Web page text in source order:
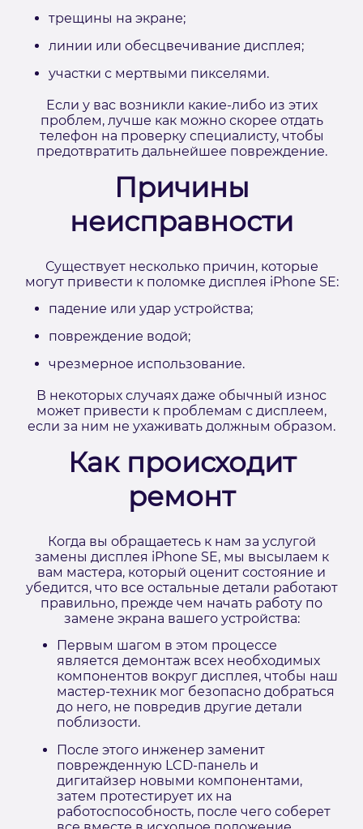
трещины на экране;
линии или обесцвечивание дисплея;
участки с мертвыми пикселями.
Если у вас возникли какие-либо из этих
проблем, лучше как можно скорее отдать
телефон на проверку специалисту, чтобы
предотвратить дальнейшее повреждение.
Причины
неисправности
Существует несколько причин, которые
могут привести к поломке дисплея iPhone SE:
падение или удар устройства;
повреждение водой;
чрезмерное использование.
В некоторых случаях даже обычный износ
может привести к проблемам с дисплеем,
если за ним не ухаживать должным образом.
Как происходит
ремонт
Когда вы обращаетесь к нам за услугой
замены дисплея iPhone SE, мы высылаем к
вам мастера, который оценит состояние и
убедится, что все остальные детали работают
правильно, прежде чем начать работу по
замене экрана вашего устройства:
Первым шагом в этом процессе
является демонтаж всех необходимых
компонентов вокруг дисплея, чтобы наш
мастер-техник мог безопасно добраться
до него, не повредив другие детали
поблизости.
После этого инженер заменит
поврежденную LCD-панель и
дигитайзер новыми компонентами,
затем протестирует их на
работоспособность, после чего соберет